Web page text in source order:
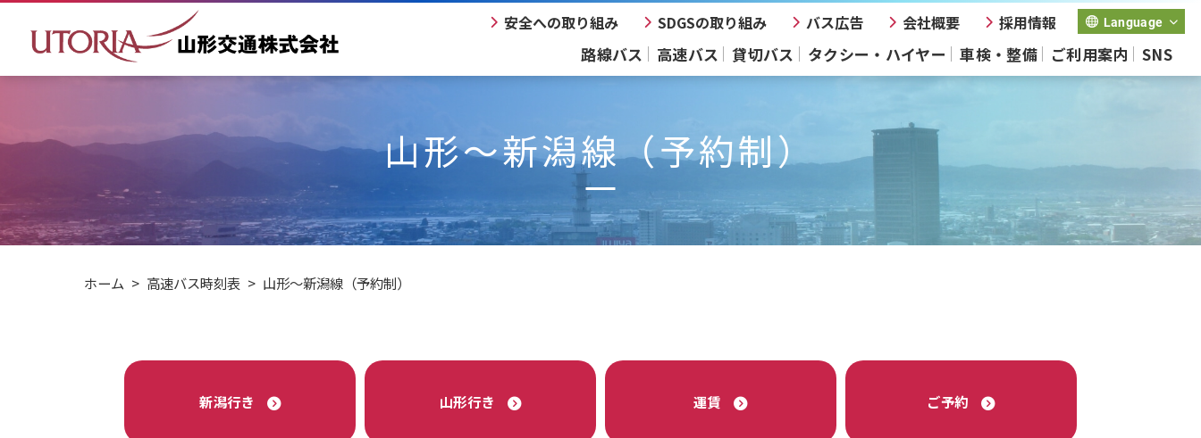
路線バス 高速バス 貸切バス タクシー・ハイヤー 車検・整備 ご利用案内 SNS
安全への取り組み SDGSの取り組み バス広告 会社概要 採用情報 Language
山形～新潟線（予約制）
ホーム > 高速バス時刻表 > 山形～新潟線（予約制）
新潟行き 山形行き 運賃 ご予約